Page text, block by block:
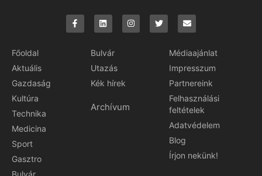
Főoldal
Aktuális
Gazdaság
Kultúra
Technika
Medicina
Sport
Gasztro
Bulvár
Bulvár
Utazás
Kék hírek
Archívum
Médiaajánlat
Impresszum
Partnereink
Felhasználási
feltételek
Adatvédelem
Blog
Írjon nekünk!